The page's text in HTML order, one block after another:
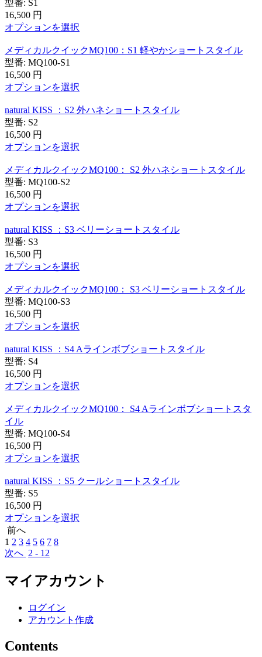
型番: S1
16,500 円
オプションを選択
メディカルクイックMQ100：S1 軽やかショートスタイル
型番: MQ100-S1
16,500 円
オプションを選択
natural KISS ：S2 外ハネショートスタイル
型番: S2
16,500 円
オプションを選択
メディカルクイックMQ100： S2 外ハネショートスタイル
型番: MQ100-S2
16,500 円
オプションを選択
natural KISS ：S3 ベリーショートスタイル
型番: S3
16,500 円
オプションを選択
メディカルクイックMQ100： S3 ベリーショートスタイル
型番: MQ100-S3
16,500 円
オプションを選択
natural KISS ：S4 Aラインボブショートスタイル
型番: S4
16,500 円
オプションを選択
メディカルクイックMQ100： S4 Aラインボブショートスタ
イル
型番: MQ100-S4
16,500 円
オプションを選択
natural KISS ：S5 クールショートスタイル
型番: S5
16,500 円
オプションを選択
前へ
1 2 3 4 5 6 7 8
次へ 2 - 12
マイアカウント
ログイン
アカウント作成
Contents